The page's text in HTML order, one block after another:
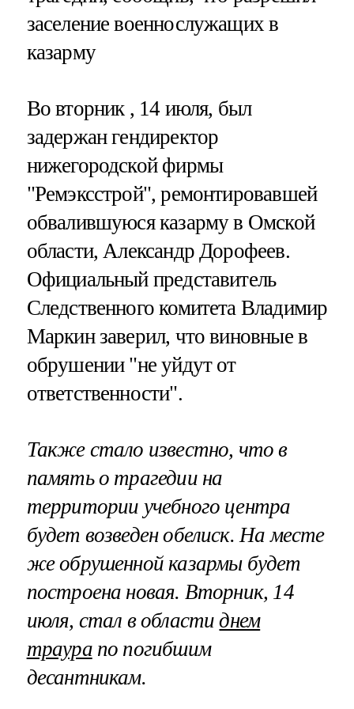
заселение военнослужащих в
казарму
Во вторник , 14 июля, был
задержан гендиректор
нижегородской фирмы
"Ремэксстрой", ремонтировавшей
обвалившуюся казарму в Омской
области, Александр Дорофеев.
Официальный представитель
Следственного комитета Владимир
Маркин заверил, что виновные в
обрушении "не уйдут от
ответственности".
Также стало известно, что в
память о трагедии на
территории учебного центра
будет возведен обелиск. На месте
же обрушенной казармы будет
построена новая. Вторник, 14
июля, стал в областиднем
траурапо погибшим
десантникам.